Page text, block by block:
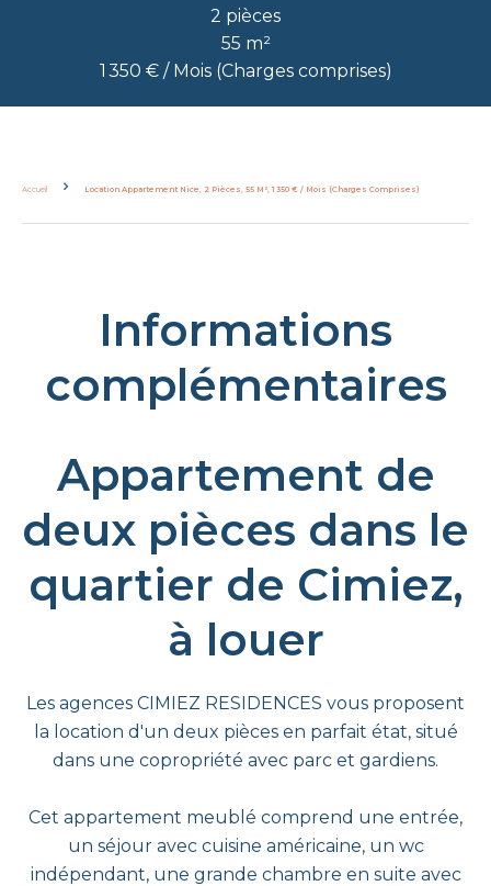
2 pièces
55 m²
1 350 € / Mois (Charges comprises)
Accueil Location Appartement Nice, 2 Pièces, 55 M², 1 350 € / Mois (Charges Comprises)
Informations
complémentaires
Appartement de
deux pièces dans le
quartier de Cimiez,
à louer
Les agences CIMIEZ RESIDENCES vous proposent
la location d'un deux pièces en parfait état, situé
dans une copropriété avec parc et gardiens.
Cet appartement meublé comprend une entrée,
un séjour avec cuisine américaine, un wc
indépendant, une grande chambre en suite avec